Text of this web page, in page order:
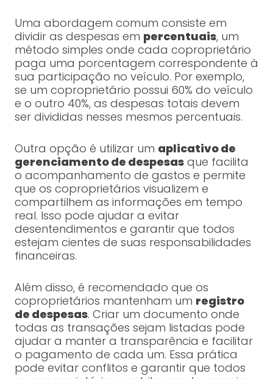
Uma abordagem comum consiste em
dividir as despesas em percentuais, um
método simples onde cada coproprietário
paga uma porcentagem correspondente à
sua participação no veículo. Por exemplo,
se um coproprietário possui 60% do veículo
e o outro 40%, as despesas totais devem
ser divididas nesses mesmos percentuais.
Outra opção é utilizar um aplicativo de
gerenciamento de despesasque facilita
o acompanhamento de gastos e permite
que os coproprietários visualizem e
compartilhem as informações em tempo
real. Isso pode ajudar a evitar
desentendimentos e garantir que todos
estejam cientes de suas responsabilidades
financeiras.
Além disso, é recomendado que os
coproprietários mantenham um registro
de despesas. Criar um documento onde
todas as transações sejam listadas pode
ajudar a manter a transparência e facilitar
o pagamento de cada um. Essa prática
pode evitar conflitos e garantir que todos